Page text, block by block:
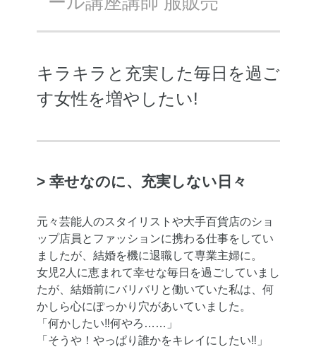
キラキラと充実した毎日を過ご
す女性を増やしたい!
> 幸せなのに、充実しない日々
元々芸能人のスタイリストや大手百貨店のショ
ップ店員とファッションに携わる仕事をしてい
ましたが、結婚を機に退職して専業主婦に。
女児2人に恵まれて幸せな毎日を過ごしていまし
たが、結婚前にバリバリと働いていた私は、何
かしら心にぽっかり穴があいていました。
「何かしたい‼何やろ……」
「そうや！やっぱり誰かをキレイにしたい‼」